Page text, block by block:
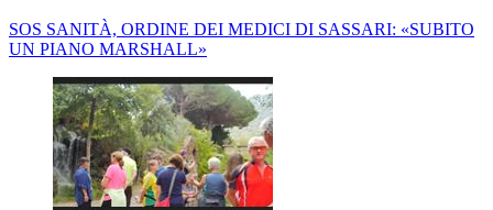
SOS SANITÀ, ORDINE DEI MEDICI DI SASSARI: «SUBITO
UN PIANO MARSHALL»